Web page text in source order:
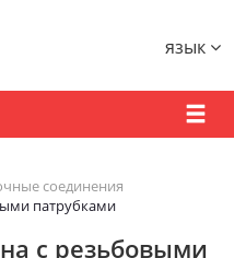
язык
соединения
патрубками
с резьбовыми